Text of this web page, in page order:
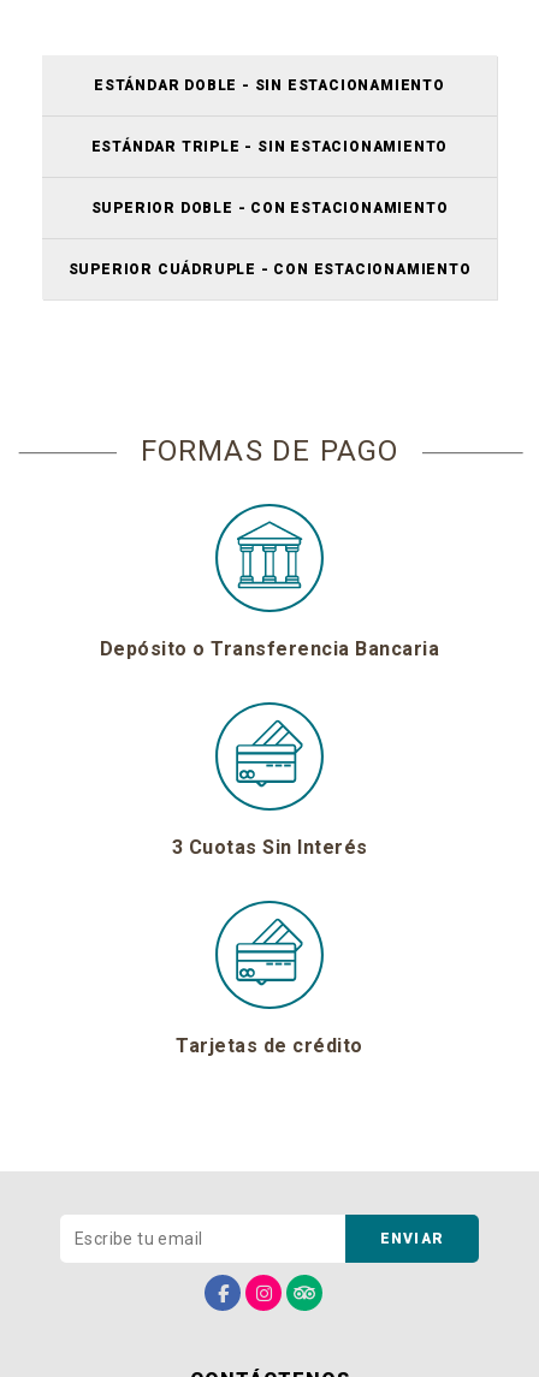
ESTÁNDAR DOBLE - SIN ESTACIONAMIENTO
ESTÁNDAR TRIPLE - SIN ESTACIONAMIENTO
SUPERIOR DOBLE - CON ESTACIONAMIENTO
SUPERIOR CUÁDRUPLE - CON ESTACIONAMIENTO
FORMAS DE PAGO
Depósito o Transferencia Bancaria
3 Cuotas Sin Interés
Tarjetas de crédito
ENVIAR